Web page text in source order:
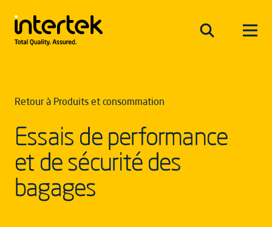
Retour à Produits et consommation
Essais de performance
et de sécurité des
bagages